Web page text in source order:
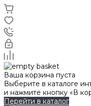
Ваша корзина пуста
Выберите в каталоге
и нажмите кнопку «В
Перейти в каталог